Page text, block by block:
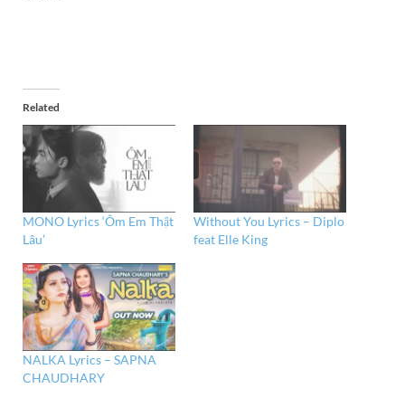
Related
MONO Lyrics ‘Ôm Em Thật
Lâu’
Without You Lyrics – Diplo
feat Elle King
NALKA Lyrics – SAPNA
CHAUDHARY